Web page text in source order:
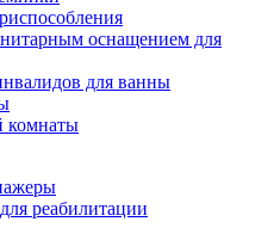
оснащением для
для ванны
комнаты
реабилитации